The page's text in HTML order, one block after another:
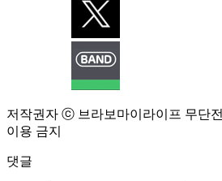
저작권자 ⓒ 브라보마이라이프 무단
이용 금지
댓글